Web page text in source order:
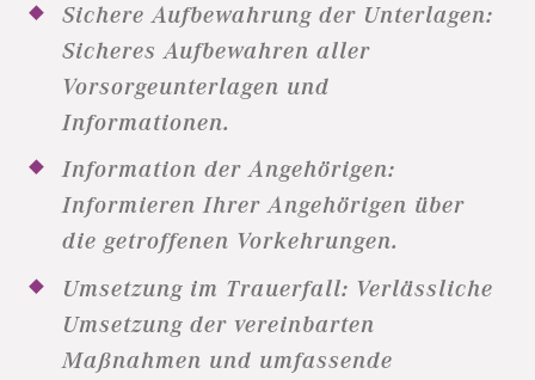
Sichere Aufbewahrung der Unterlagen:
Sicheres Aufbewahren aller
Vorsorgeunterlagen und
Informationen.
Information der Angehörigen:
Informieren Ihrer Angehörigen über
die getroffenen Vorkehrungen.
Umsetzung im Trauerfall: Verlässliche
Umsetzung der vereinbarten
Maßnahmen und umfassende